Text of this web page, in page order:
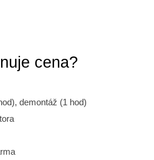
cena?
demontáž (1 hod)